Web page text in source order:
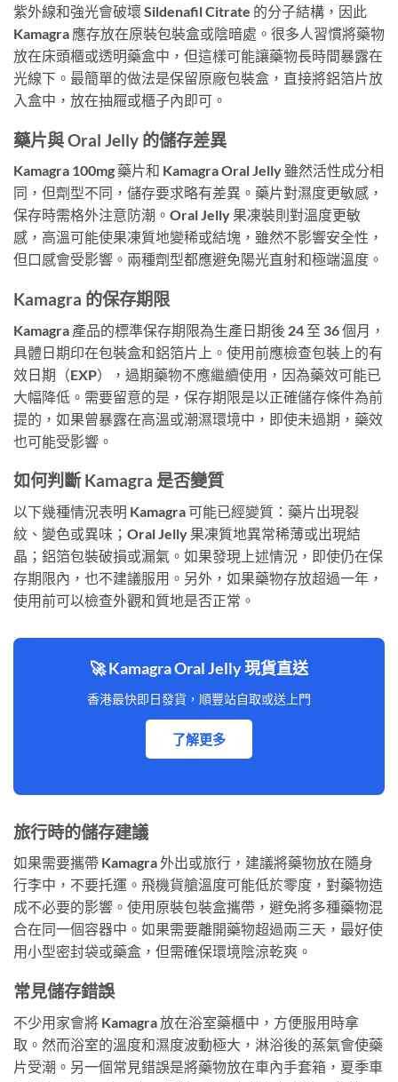
紫外線和強光會破壞 Sildenafil Citrate 的分子結構，因此
Kamagra 應存放在原裝包裝盒或陰暗處。很多人習慣將藥物
放在床頭櫃或透明藥盒中，但這樣可能讓藥物長時間暴露在
光線下。最簡單的做法是保留原廠包裝盒，直接將鋁箔片放
入盒中，放在抽屜或櫃子內即可。
藥片與 Oral Jelly 的儲存差異
Kamagra 100mg 藥片和 Kamagra Oral Jelly 雖然活性成分相
同，但劑型不同，儲存要求略有差異。藥片對濕度更敏感，
保存時需格外注意防潮。Oral Jelly 果凍裝則對溫度更敏
感，高溫可能使果凍質地變稀或結塊，雖然不影響安全性，
但口感會受影響。兩種劑型都應避免陽光直射和極端溫度。
Kamagra 的保存期限
Kamagra 產品的標準保存期限為生產日期後 24 至 36 個月，
具體日期印在包裝盒和鋁箔片上。使用前應檢查包裝上的有
效日期（EXP），過期藥物不應繼續使用，因為藥效可能已
大幅降低。需要留意的是，保存期限是以正確儲存條件為前
提的，如果曾暴露在高溫或潮濕環境中，即使未過期，藥效
也可能受影響。
如何判斷 Kamagra 是否變質
以下幾種情況表明 Kamagra 可能已經變質：藥片出現裂
紋、變色或異味；Oral Jelly 果凍質地異常稀薄或出現結
晶；鋁箔包裝破損或漏氣。如果發現上述情況，即使仍在保
存期限內，也不建議服用。另外，如果藥物存放超過一年，
使用前可以檢查外觀和質地是否正常。
🚀 Kamagra Oral Jelly 現貨直送
香港最快即日發貨，順豐站自取或送上門
了解更多
旅行時的儲存建議
如果需要攜帶 Kamagra 外出或旅行，建議將藥物放在隨身
行李中，不要托運。飛機貨艙溫度可能低於零度，對藥物造
成不必要的影響。使用原裝包裝盒攜帶，避免將多種藥物混
合在同一個容器中。如果需要離開藥物超過兩三天，最好使
用小型密封袋或藥盒，但需確保環境陰涼乾爽。
常見儲存錯誤
不少用家會將 Kamagra 放在浴室藥櫃中，方便服用時拿
取。然而浴室的溫度和濕度波動極大，淋浴後的蒸氣會使藥
片受潮。另一個常見錯誤是將藥物放在車內手套箱，夏季車